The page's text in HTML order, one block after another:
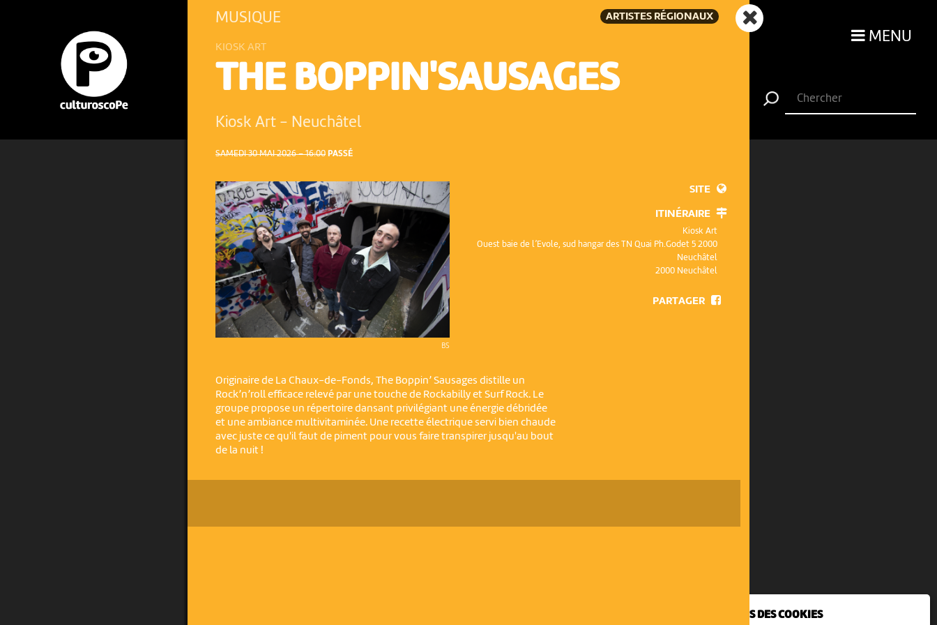
NOUS UTILISONS DES COOKIES
MENU
SAMEDI 30 MAI 2026 – 16:00 PASSÉ
BS
ARTISTES RÉGIONAUX
MUSIQUE
KIOSK ART
THE BOPPIN'SAUSAGES
Kiosk Art - Neuchâtel
Originaire de La Chaux-de-Fonds, The Boppin’ Sausages distille un
Rock’n’roll efficace relevé par une touche de Rockabilly et Surf Rock. Le
groupe propose un répertoire dansant privilégiant une énergie débridée
et une ambiance multivitaminée. Une recette électrique servi bien chaude
avec juste ce qu'il faut de piment pour vous faire transpirer jusqu'au bout
de la nuit !
SITE
ITINÉRAIRE
Kiosk Art
Ouest baie de l’Evole, sud hangar des TN Quai Ph.Godet 5 2000
Neuchâtel
2000 Neuchâtel
PARTAGER